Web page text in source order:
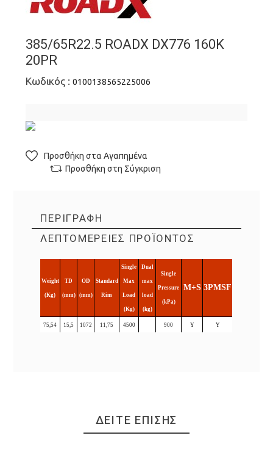
385/65R22.5 ROADX DX776 160K
20PR
Κωδικός :0100138565225006
Προσθήκη στα Αγαπημένα
Προσθήκη στη Σύγκριση
ΠΕΡΙΓΡΑΦΉ
ΛΕΠΤΟΜΈΡΕΙΕΣ ΠΡΟΪΌΝΤΟΣ
Weight
(Kg)
TD
(mm)
OD
(mm)
Standard
Rim
Single
Max
Load
(Kg)
Dual
max
load
(kg)
Single
Pressure
(kPa)
M+S 3PMSF
75,54 15,5 1072 11,75 4500 900 Y Y
ΔΕΊΤΕ ΕΠΊΣΗΣ